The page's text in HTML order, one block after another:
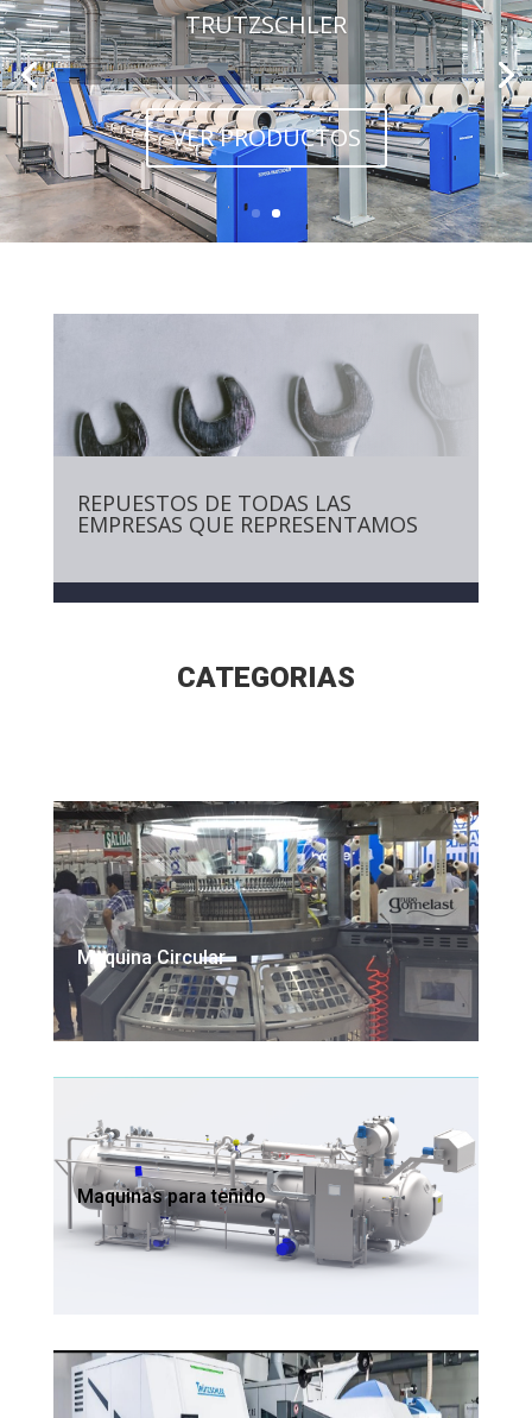
TRUTZSCHLER
VER PRODUCTOS
REPUESTOS DE TODAS LAS
EMPRESAS QUE REPRESENTAMOS
CATEGORIAS
Maquina Circular
Maquinas para teñido